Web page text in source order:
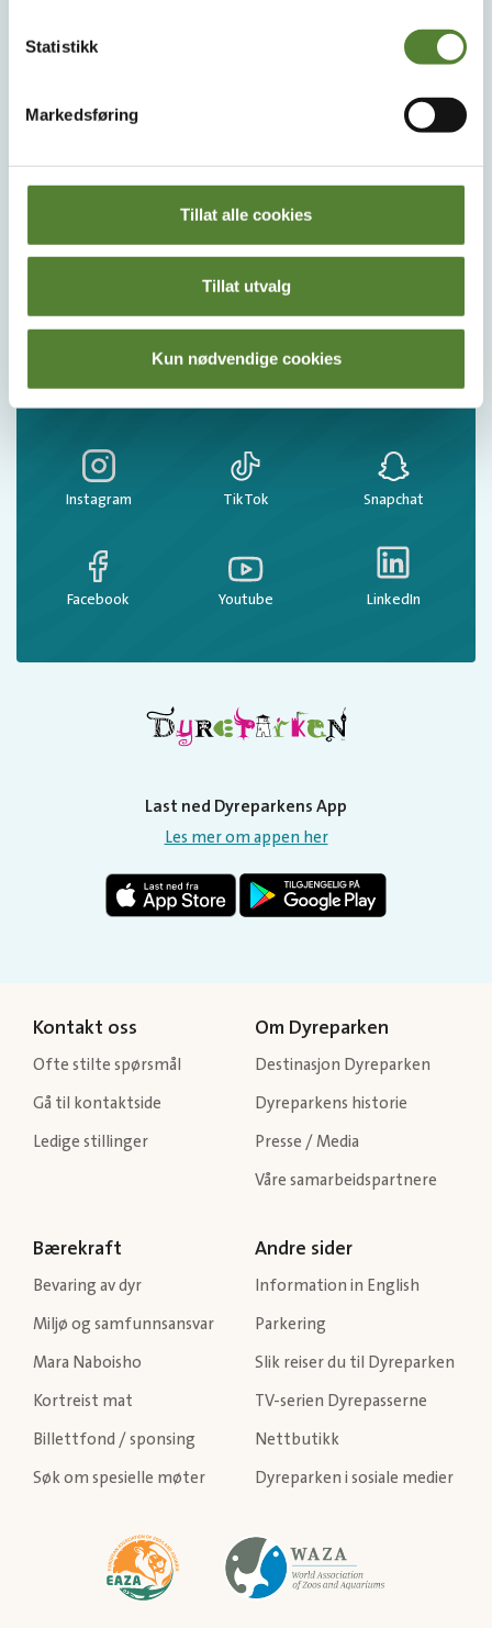
Statistikk
Markedsføring
Tillat alle cookies
Tillat utvalg
Kun nødvendige cookies
unike tilbud og nyheter. Uten nyhetsbrev går du glipp
Ved å melde deg på vårt nyhetsbrev godtar du våre
betingelser.
Følg oss på
sosiale medier!
Instagram TikTok Snapchat
Facebook Youtube LinkedIn
Last ned Dyreparkens App
Les mer om appen her
Kontakt oss
Ofte stilte spørsmål
Gå til kontaktside
Ledige stillinger
Om Dyreparken
Destinasjon Dyreparken
Dyreparkens historie
Presse / Media
Våre samarbeidspartnere
Bærekraft
Bevaring av dyr
Miljø og samfunnsansvar
Mara Naboisho
Kortreist mat
Billettfond / sponsing
Søk om spesielle møter
Andre sider
Information in English
Parkering
Slik reiser du til Dyreparken
TV-serien Dyrepasserne
Nettbutikk
Dyreparken i sosiale medier